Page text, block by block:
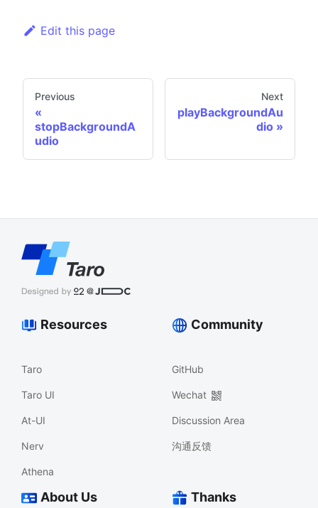
Edit this page
Previous
stopBackgroundA
udio
Next
playBackgroundAu
dio
Resources
Taro
Taro UI
At-UI
Nerv
Athena
Community
GitHub
Wechat
Discussion Area
沟通反馈
About Us Thanks